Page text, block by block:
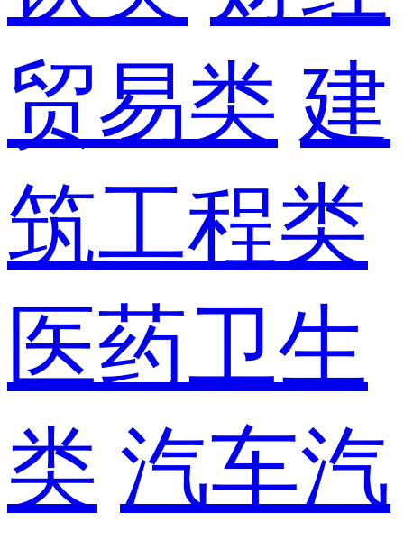
贸易类 建
筑工程类
医药卫生
类 汽车汽